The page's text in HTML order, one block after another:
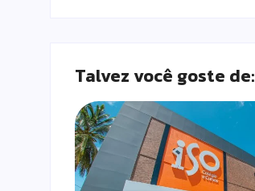
Talvez você goste de: